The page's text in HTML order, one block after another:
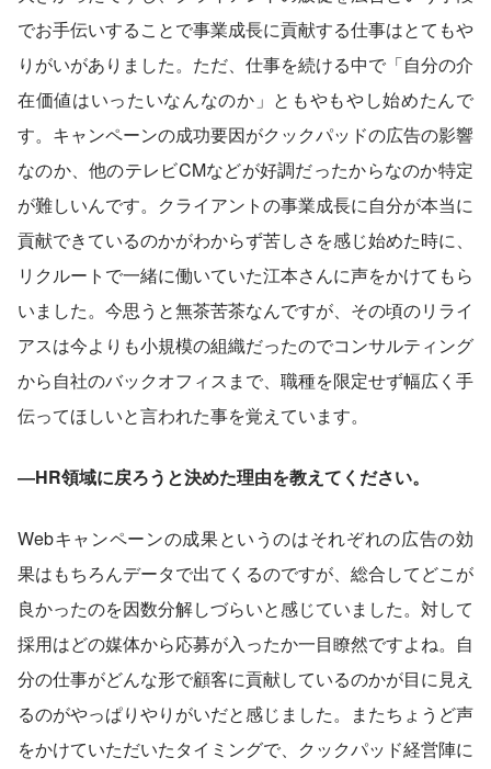
でお手伝いすることで事業成長に貢献する仕事はとてもや
りがいがありました。ただ、仕事を続ける中で「自分の介
在価値はいったいなんなのか」ともやもやし始めたんで
す。キャンペーンの成功要因がクックパッドの広告の影響
なのか、他のテレビCMなどが好調だったからなのか特定
が難しいんです。クライアントの事業成長に自分が本当に
貢献できているのかがわからず苦しさを感じ始めた時に、
リクルートで一緒に働いていた江本さんに声をかけてもら
いました。今思うと無茶苦茶なんですが、その頃のリライ
アスは今よりも小規模の組織だったのでコンサルティング
から自社のバックオフィスまで、職種を限定せず幅広く手
伝ってほしいと言われた事を覚えています。
―HR領域に戻ろうと決めた理由を教えてください。
Webキャンペーンの成果というのはそれぞれの広告の効
果はもちろんデータで出てくるのですが、総合してどこが
良かったのを因数分解しづらいと感じていました。対して
採用はどの媒体から応募が入ったか一目瞭然ですよね。自
分の仕事がどんな形で顧客に貢献しているのかが目に見え
るのがやっぱりやりがいだと感じました。またちょうど声
をかけていただいたタイミングで、クックパッド経営陣に